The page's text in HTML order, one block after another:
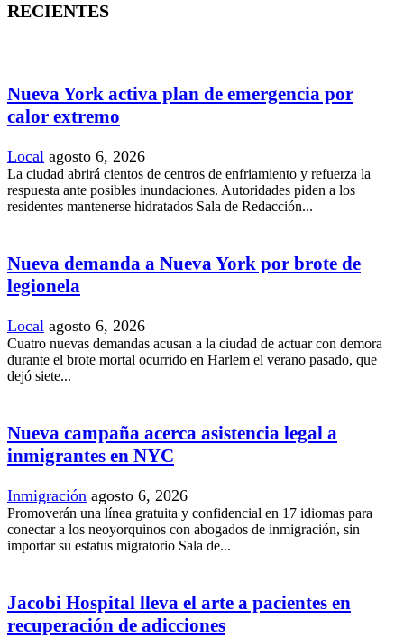
RECIENTES
Nueva York activa plan de emergencia por
calor extremo
Local agosto 6, 2026
La ciudad abrirá cientos de centros de enfriamiento y refuerza la
respuesta ante posibles inundaciones. Autoridades piden a los
residentes mantenerse hidratados Sala de Redacción...
Nueva demanda a Nueva York por brote de
legionela
Local agosto 6, 2026
Cuatro nuevas demandas acusan a la ciudad de actuar con demora
durante el brote mortal ocurrido en Harlem el verano pasado, que
dejó siete...
Nueva campaña acerca asistencia legal a
inmigrantes en NYC
Inmigración agosto 6, 2026
Promoverán una línea gratuita y confidencial en 17 idiomas para
conectar a los neoyorquinos con abogados de inmigración, sin
importar su estatus migratorio Sala de...
Jacobi Hospital lleva el arte a pacientes en
recuperación de adicciones